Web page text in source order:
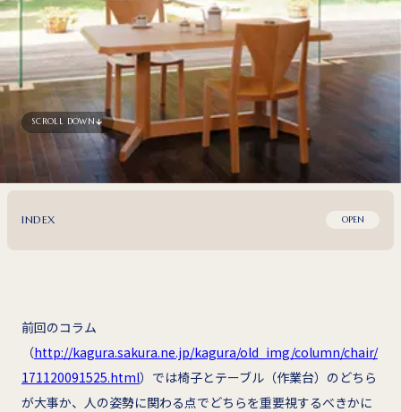
SCROLL DOWN
INDEX OPEN
前回のコラム
（http://kagura.sakura.ne.jp/kagura/old_img/column/chair/
171120091525.html）では椅子とテーブル（作業台）のどちら
が大事か、人の姿勢に関わる点でどちらを重要視するべきかに